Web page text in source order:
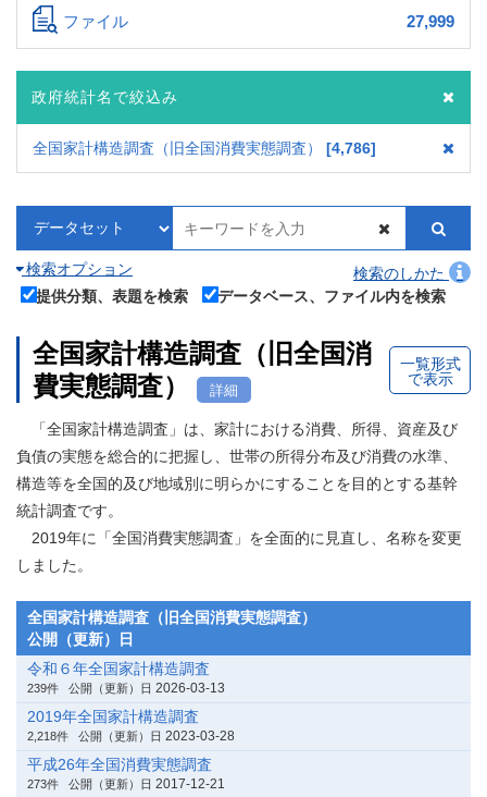
ファイル 27,999
政府統計名で絞込み
全国家計構造調査（旧全国消費実態調査） 4,786
検索オプション
検索のしかた
提供分類、表題を検索
データベース、ファイル内を検索
全国家計構造調査（旧全国消
費実態調査）
詳細
一覧形式
で表示
「全国家計構造調査」は、家計における消費、所得、資産及び
負債の実態を総合的に把握し、世帯の所得分布及び消費の水準、
構造等を全国的及び地域別に明らかにすることを目的とする基幹
統計調査です。
2019年に「全国消費実態調査」を全面的に見直し、名称を変更
しました。
全国家計構造調査（旧全国消費実態調査）
公開（更新）日
令和６年全国家計構造調査
239件 公開（更新）日 2026-03-13
2019年全国家計構造調査
2,218件 公開（更新）日 2023-03-28
平成26年全国消費実態調査
273件 公開（更新）日 2017-12-21